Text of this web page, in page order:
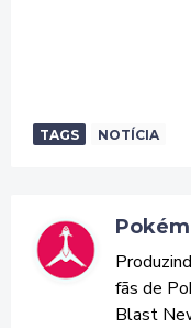
TAGS NOTÍCIA
fãs de
Blast